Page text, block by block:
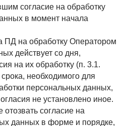
согласие на обработку
в момент начала
ПД на обработку Оператором
действует со дня,
на их обработку (п. 3.1.
необходимого для
персональных данных,
не установлено иное.
согласие на
данных в форме и порядке,